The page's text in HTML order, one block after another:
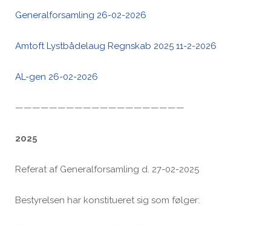
Generalforsamling 26-02-2026
Amtoft Lystbådelaug Regnskab 2025 11-2-2026
AL-gen 26-02-2026
————————————————————
2025
Referat af Generalforsamling d. 27-02-2025
Bestyrelsen har konstitueret sig som følger: